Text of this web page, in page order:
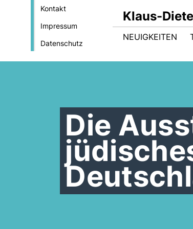
Kontakt
Impressum
Datenschutz
Klaus-
NEUIGKEITEN
Die